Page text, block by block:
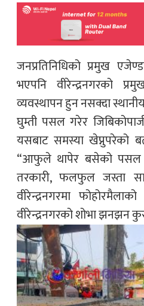
जनप्रतिनिधिको प्रमुख
भएपनि वीरेन्द्रनगरको
व्यवस्थापन हुन नसक्दा
घुम्ती पसल गरेर
यसबाट समस्या खेप्नुपरेको
“आफुले थापेर बसेको पसल
तरकारी, फलफुल जस्ता
वीरेन्द्रनगरमा
वीरेन्द्रनगरको शोभा झनझन